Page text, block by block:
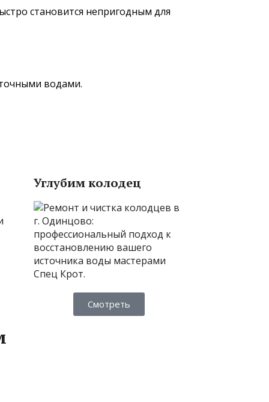
становится непригодным для
водами.
Углубим колодец
Смотреть